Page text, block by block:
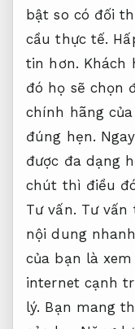
bật so có đối
cầu thực tế.
tin hơn. Khách
đó họ sẽ chọn
chính hãng
đúng hẹn.
được đa dạng
chút thì điều
Tư vấn. Tư vấn
nội dung
của bạn là
internet cạnh
lý. Bạn mang